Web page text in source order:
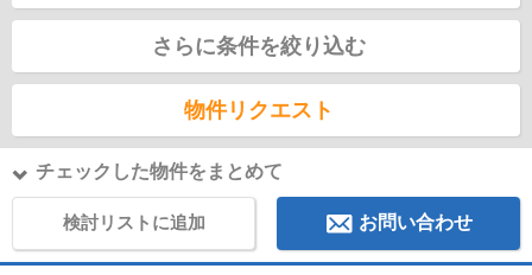
さらに条件を絞り込む
物件リクエスト
チェックした物件をまとめて
検討リストに追加 お問い合わせ